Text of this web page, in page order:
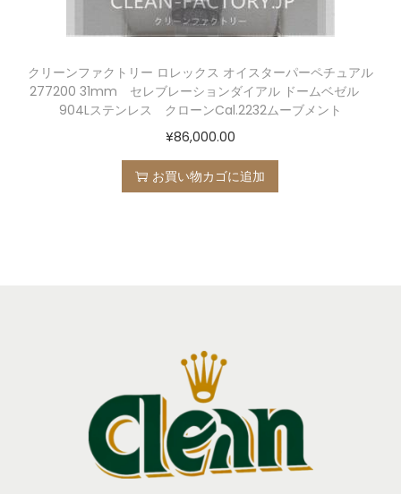
クリーンファクトリー ロレックス オイスターパーペチュアル
277200 31mm セレブレーションダイアル ドームベゼル
904Lステンレス クローンCal.2232ムーブメント
¥86,000.00
お買い物カゴに追加